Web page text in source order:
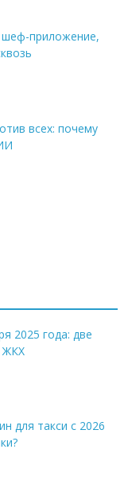
шеф-приложение,
всех: почему
2025 года: две
ЖКХ
для такси с 2026